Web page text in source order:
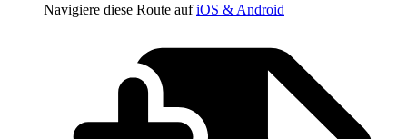
Navigiere diese Route aufiOS & Android